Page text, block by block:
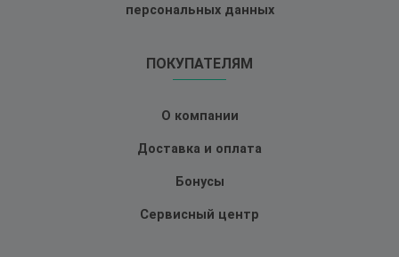
персональных данных
ПОКУПАТЕЛЯМ
О компании
Доставка и оплата
Бонусы
Сервисный центр